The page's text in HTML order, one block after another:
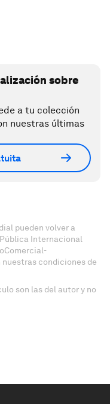
sobre
a tu colección
nuestras últimas
pueden volver a
Internacional
nuestras condiciones de
son las del autor y no